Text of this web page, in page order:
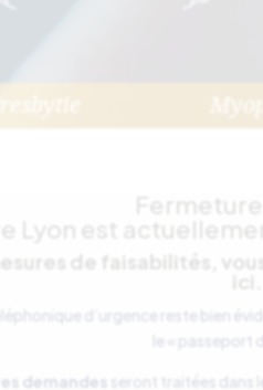
Lyon est
de faisabilités,
d’urgence reste bien
le « passeport
demandes seront traitées dans